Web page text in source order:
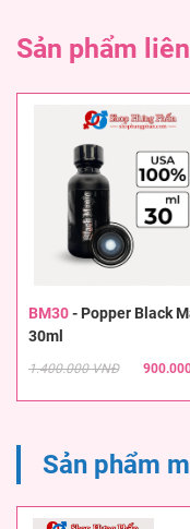
Sản phẩm
BM30- Popper Black
30ml
1.400.000 VNĐ
Sản phẩm